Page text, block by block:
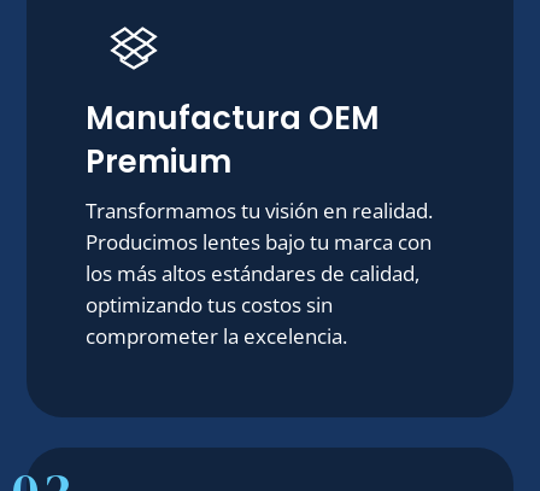
Manufactura OEM
Premium
Transformamos tu visión en realidad.
Producimos lentes bajo tu marca con
los más altos estándares de calidad,
optimizando tus costos sin
comprometer la excelencia.